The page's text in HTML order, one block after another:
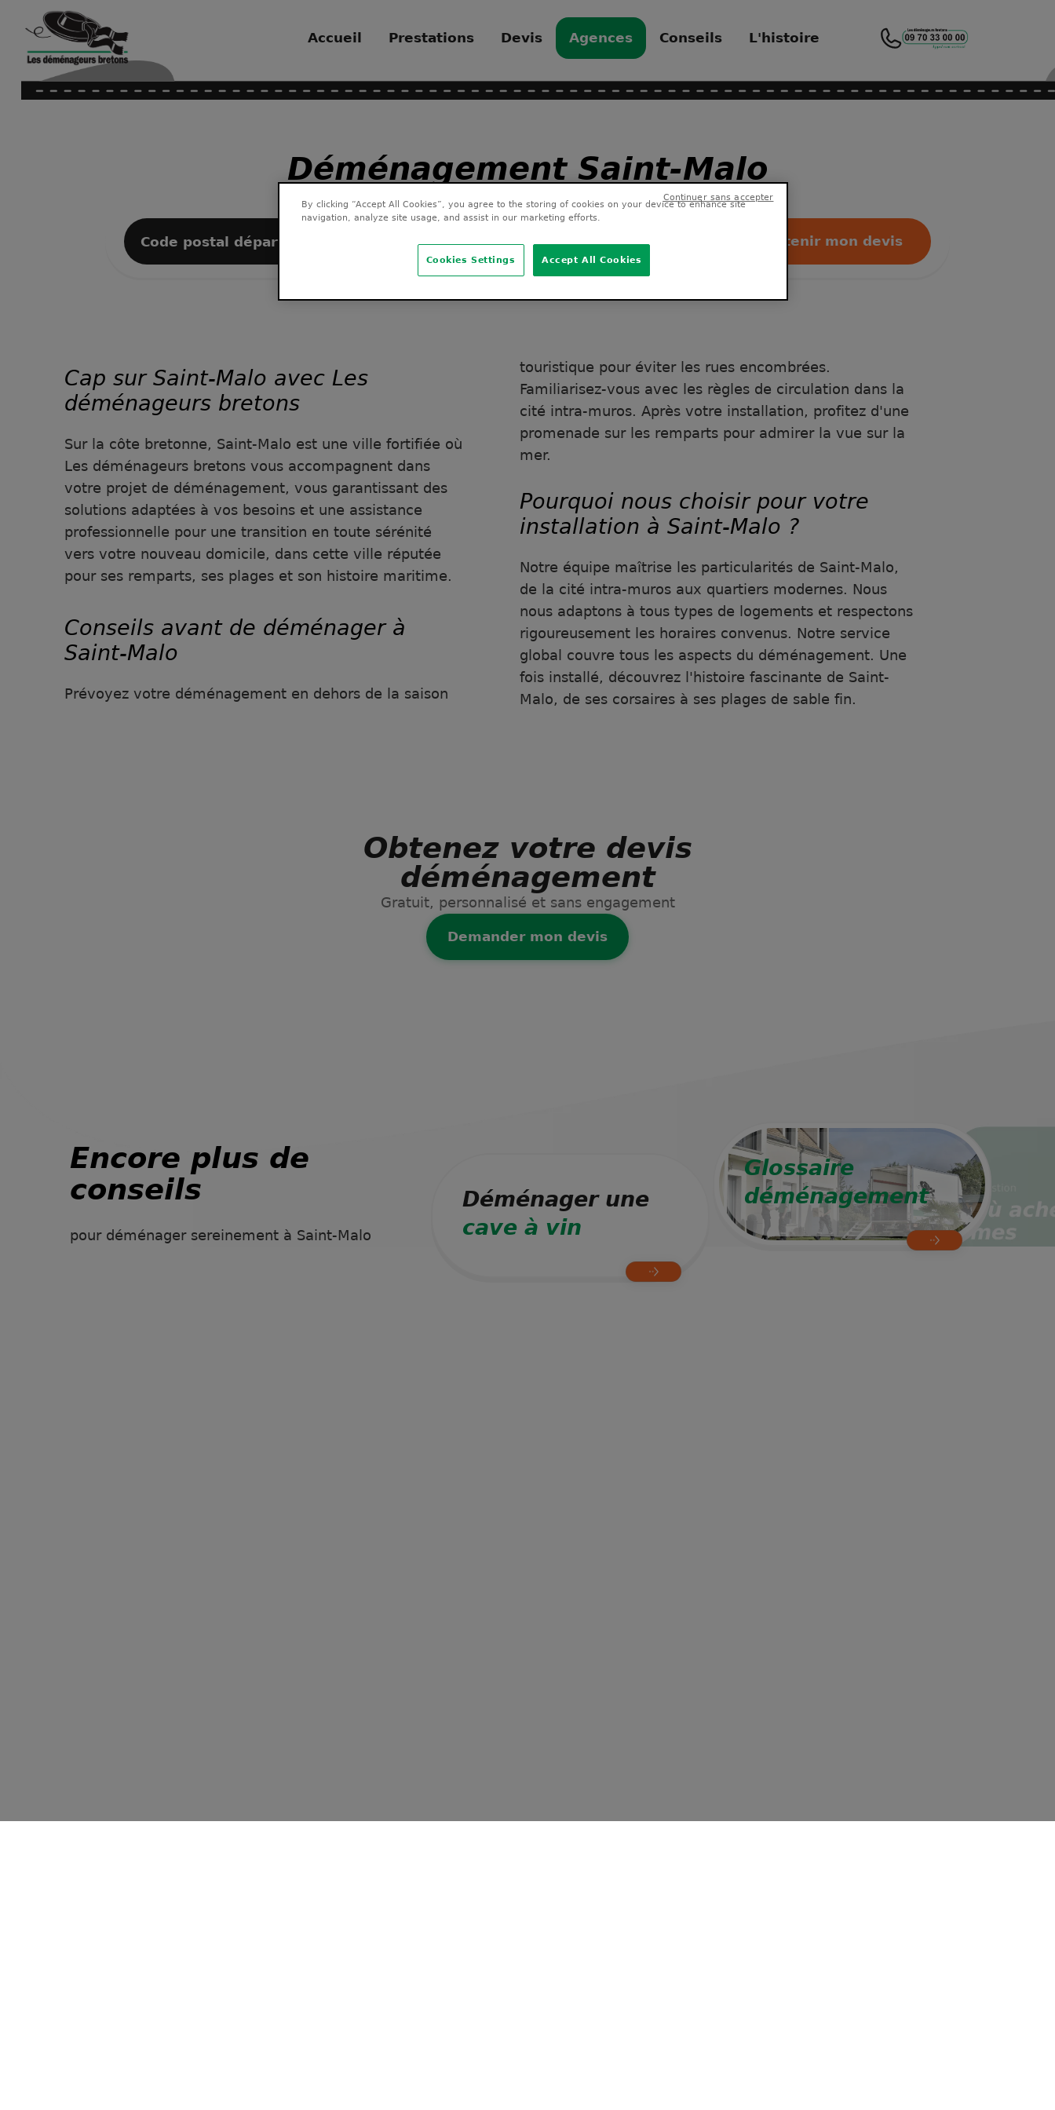
Accueil Prestations Devis Agences Conseils L'histoire
Déménagement Saint-Malo
Obtenir mon devis
Cap sur Saint-Malo avec Les
déménageurs bretons
Sur la côte bretonne, Saint-Malo est une ville fortifiée où
Les déménageurs bretons vous accompagnent dans
votre projet de déménagement, vous garantissant des
solutions adaptées à vos besoins et une assistance
professionnelle pour une transition en toute sérénité
vers votre nouveau domicile, dans cette ville réputée
pour ses remparts, ses plages et son histoire maritime.
Conseils avant de déménager à
Saint-Malo
Prévoyez votre déménagement en dehors de la saison
touristique pour éviter les rues encombrées.
Familiarisez-vous avec les règles de circulation dans la
cité intra-muros. Après votre installation, profitez d'une
promenade sur les remparts pour admirer la vue sur la
mer.
Pourquoi nous choisir pour votre
installation à Saint-Malo ?
Notre équipe maîtrise les particularités de Saint-Malo,
de la cité intra-muros aux quartiers modernes. Nous
nous adaptons à tous types de logements et respectons
rigoureusement les horaires convenus. Notre service
global couvre tous les aspects du déménagement. Une
fois installé, découvrez l'histoire fascinante de Saint-
Malo, de ses corsaires à ses plages de sable fin.
Obtenez votre devis
déménagement
Gratuit, personnalisé et sans engagement
Demander mon devis
Encore plus de
conseils
pour déménager sereinement à Saint-Malo
Glossaire
déménagement
Déménager une
cave à vin
By clicking “Accept All Cookies”, you agree to the storing of cookies on your device to enhance site
navigation, analyze site usage, and assist in our marketing efforts.
Accept All Cookies
Cookies Settings